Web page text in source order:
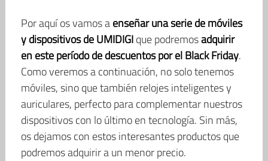
Por aquí os vamos aenseñar una serie de móviles
y dispositivos de UMIDIGIque podremosadquirir
en este período de descuentos por el Black Friday.
Como veremos a continuación, no solo tenemos
móviles, sino que también relojes inteligentes y
auriculares, perfecto para complementar nuestros
dispositivos con lo último en tecnología. Sin más,
os dejamos con estos interesantes productos que
podremos adquirir a un menor precio.